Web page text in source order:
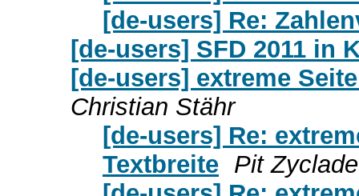
[de-users] Re:
[de-users] SFD 2011 in
[de-users] extreme
Christian Stähr
[de-users] Re:
Textbreite Pit Zyclade